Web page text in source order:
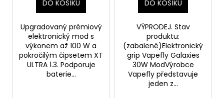
DO KOŠÍKU
Upgradovaný prémiový
elektronický mod s
výkonem až 100 W a
pokročilým čipsetem XT
ULTRA 1.3. Podporuje
baterie...
DO KOŠÍKU
VÝPRODEJ. Stav
produktu:
(zabalené)Elektronický
grip Vapefly Galaxies
30W ModVýrobce
Vapefly představuje
jeden z...